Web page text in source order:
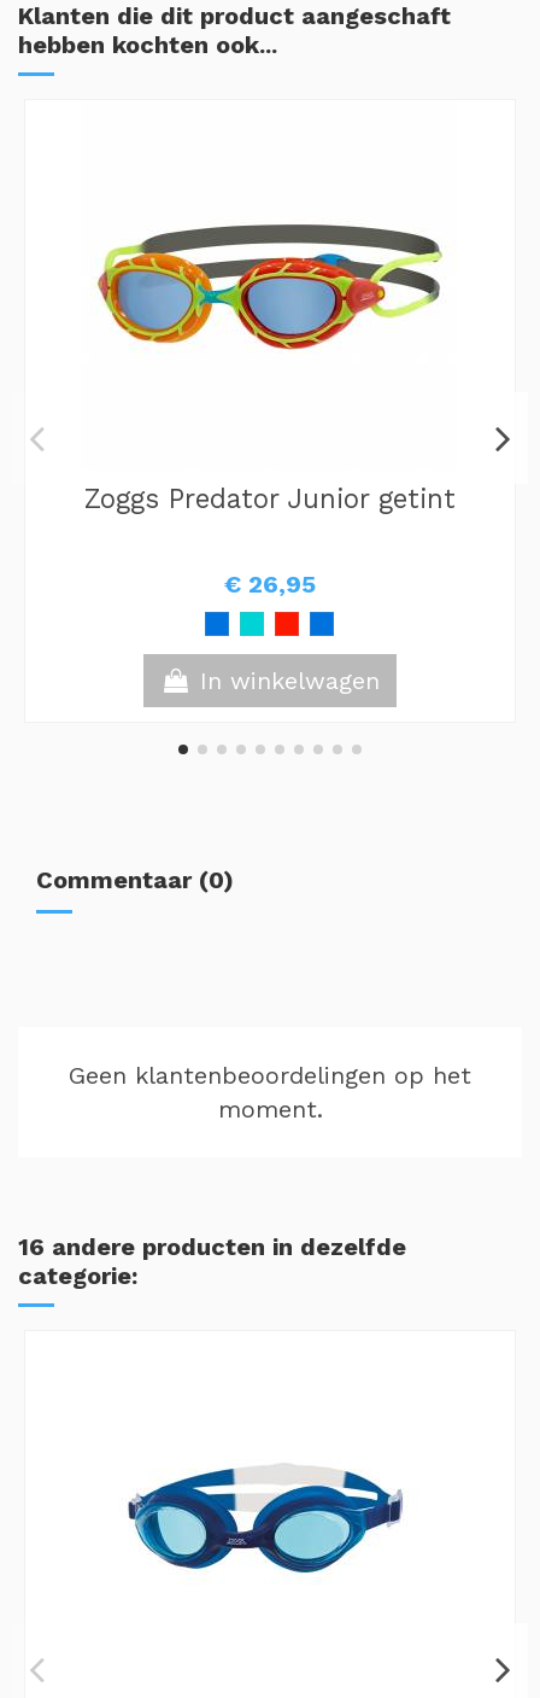
Klanten die dit product aangeschaft
hebben kochten ook...
Zoggs Predator Junior getint
€ 26,95
In winkelwagen
Commentaar (0)
Geen klantenbeoordelingen op het
moment.
16 andere producten in dezelfde
categorie: